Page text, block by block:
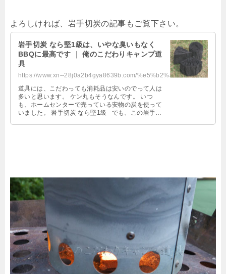
よろしければ、岩手切炭の記事もご覧下さい。
岩手切炭 なら堅1級は、いやな臭いもなく
BBQに最高です ｜ 俺のこだわりキャンプ道
具
https://www.xn--28j0a2b4gya8639b.com/%e5%b2%a9%e6%89%8b%e5%88%87%e7%82%ad/
道具には、こだわっても消耗品は安いのでって人は
多いと思います。 ケン丸もそうなんです。 いつ
も、ホームセンターで売っている安物の炭を使って
いました。 岩手切炭 なら堅1級 でも、この岩手切